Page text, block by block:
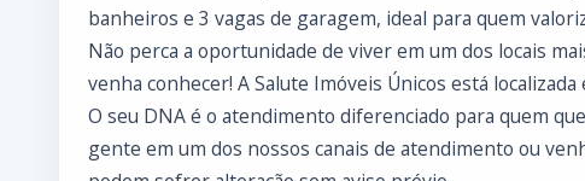
banheiros e 3 vagas de garagem, ideal para quem
Não perca a oportunidade de viver em um dos locais
venha conhecer! A Salute Imóveis Únicos está
O seu DNA é o atendimento diferenciado para quem
gente em um dos nossos canais de atendimento ou